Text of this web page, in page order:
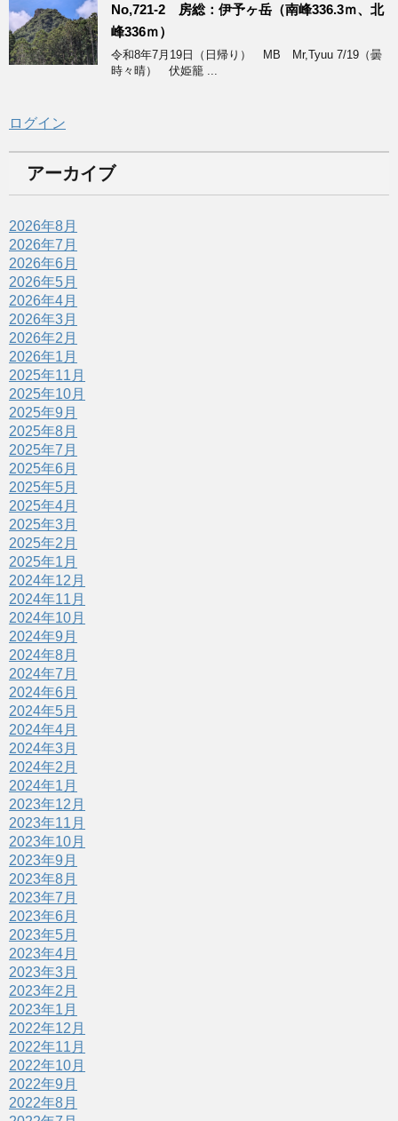
No,721-2 房総：伊予ヶ岳（南峰336.3ｍ、北
峰336ｍ）
令和8年7月19日（日帰り） MB Mr,Tyuu 7/19（曇
時々晴） 伏姫籠 ...
ログイン
アーカイブ
2026年8月
2026年7月
2026年6月
2026年5月
2026年4月
2026年3月
2026年2月
2026年1月
2025年11月
2025年10月
2025年9月
2025年8月
2025年7月
2025年6月
2025年5月
2025年4月
2025年3月
2025年2月
2025年1月
2024年12月
2024年11月
2024年10月
2024年9月
2024年8月
2024年7月
2024年6月
2024年5月
2024年4月
2024年3月
2024年2月
2024年1月
2023年12月
2023年11月
2023年10月
2023年9月
2023年8月
2023年7月
2023年6月
2023年5月
2023年4月
2023年3月
2023年2月
2023年1月
2022年12月
2022年11月
2022年10月
2022年9月
2022年8月